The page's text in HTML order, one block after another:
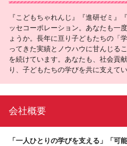
『こどもちゃれんじ』『進研ゼミ』
ッセコーポレーション。あなたも一
ょうか。長年に亘り子どもたちの「
ってきた実績とノウハウに甘んじる
を続けています。あなたも、社会貢
り、子どもたちの学びを共に支えて
会社概要
「一人ひとりの学びを支える」「可